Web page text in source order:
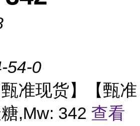
54-0
准现货】【甄准
,Mw: 342 查看